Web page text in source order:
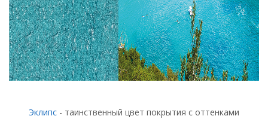
Эклипс - таинственный цвет покрытия с оттенками